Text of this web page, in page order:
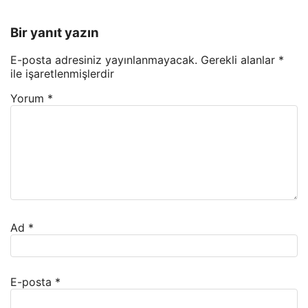
Bir yanıt yazın
E-posta adresiniz yayınlanmayacak. Gerekli alanlar *
ile işaretlenmişlerdir
Yorum *
Ad *
E-posta *